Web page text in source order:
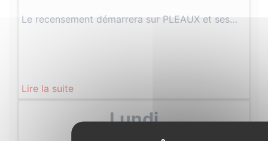
Le recensement démarrera sur PLEAUX et ses…
Lire la suite
Lundi